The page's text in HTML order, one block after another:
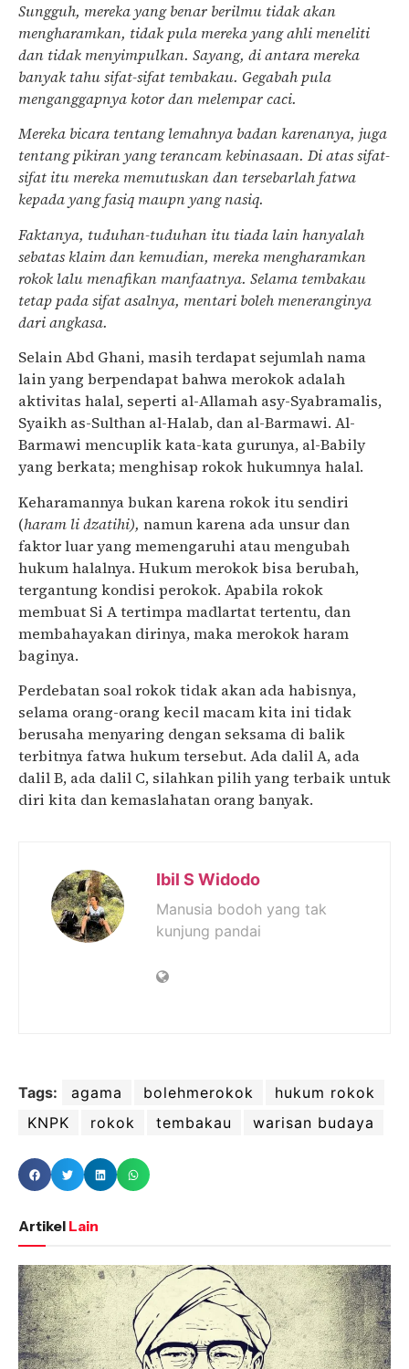
Sungguh, mereka yang benar berilmu tidak akan
mengharamkan, tidak pula mereka yang ahli meneliti
dan tidak menyimpulkan. Sayang, di antara mereka
banyak tahu sifat-sifat tembakau. Gegabah pula
menganggapnya kotor dan melempar caci.
Mereka bicara tentang lemahnya badan karenanya, juga
tentang pikiran yang terancam kebinasaan. Di atas sifat-
sifat itu mereka memutuskan dan tersebarlah fatwa
kepada yang fasiq maupn yang nasiq.
Faktanya, tuduhan-tuduhan itu tiada lain hanyalah
sebatas klaim dan kemudian, mereka mengharamkan
rokok lalu menafikan manfaatnya. Selama tembakau
tetap pada sifat asalnya, mentari boleh meneranginya
dari angkasa.
Selain Abd Ghani, masih terdapat sejumlah nama
lain yang berpendapat bahwa merokok adalah
aktivitas halal, seperti al-Allamah asy-Syabramalis,
Syaikh as-Sulthan al-Halab, dan al-Barmawi. Al-
Barmawi mencuplik kata-kata gurunya, al-Babily
yang berkata; menghisap rokok hukumnya halal.
Keharamannya bukan karena rokok itu sendiri
(haram li dzatihi), namun karena ada unsur dan
faktor luar yang memengaruhi atau mengubah
hukum halalnya. Hukum merokok bisa berubah,
tergantung kondisi perokok. Apabila rokok
membuat Si A tertimpa madlartat tertentu, dan
membahayakan dirinya, maka merokok haram
baginya.
Perdebatan soal rokok tidak akan ada habisnya,
selama orang-orang kecil macam kita ini tidak
berusaha menyaring dengan seksama di balik
terbitnya fatwa hukum tersebut. Ada dalil A, ada
dalil B, ada dalil C, silahkan pilih yang terbaik untuk
diri kita dan kemaslahatan orang banyak.
Ibil S Widodo
Manusia bodoh yang tak
kunjung pandai
Tags: agama bolehmerokok
hukum rokok
KNPK
rokok tembakau warisan budaya
Artikel Lain